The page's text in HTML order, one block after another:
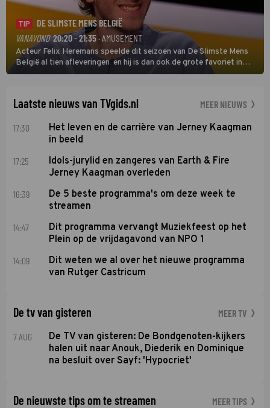
TIP
DE SLIMSTE MENS BELGIË
VANAVOND 20:20 - 21:35· AMUSEMENT
Acteur Felix Heremans speelde dit seizoen van De Slimste Mens
België al tien afleveringen en hij is dan ook de grote favoriet in
deze seizoensfinale. En er is Nederlandse inbreng, want komiek
Laatste nieuws van TVgids.nl MEER NIEUWS
17:30
Het leven en de carrière van Jerney Kaagman
in beeld
17:25
Idols-jurylid en zangeres van Earth & Fire
Jerney Kaagman overleden
16:39
De 5 beste programma's om deze week te
streamen
14:47
Dit programma vervangt Muziekfeest op het
Plein op de vrijdagavond van NPO 1
14:09
Dit weten we al over het nieuwe programma
van Rutger Castricum
De tv van gisteren MEER TV
7 AUG
De TV van gisteren: De Bondgenoten-kijkers
halen uit naar Anouk, Diederik en Dominique
na besluit over Sayf: 'Hypocriet'
De nieuwste tips om te streamen MEER TIPS